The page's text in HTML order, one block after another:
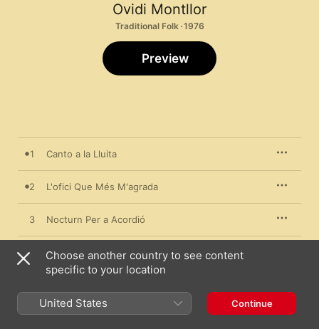
Ovidi Montllor
Traditional Folk · 1976
Preview
1 Canto a la Lluita
2 L'ofici Que Més M'agrada
3 Nocturn Per a Acordió
4 Nadal
6 L'Enamorat Li Deia
Choose another country to see content
specific to your location
United States Continue